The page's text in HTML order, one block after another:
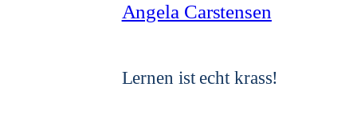
Angela Carstensen
Lernen ist echt krass!